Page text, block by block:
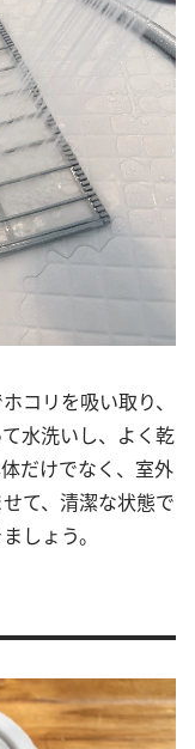
コリを吸い取り、
水洗いし、よく乾
だけでなく、室外
て、清潔な状態で
しょう。